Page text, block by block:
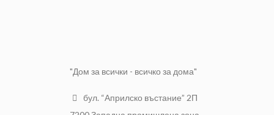
"Дом за всички - всичко за дома"
бул. “Априлско въстание” 2П